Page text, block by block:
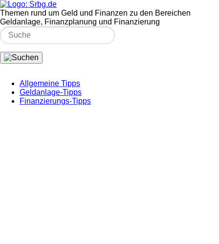
Themen rund um Geld und Finanzen zu den Bereichen
Geldanlage, Finanzplanung und Finanzierung
Allgemeine Tipps
Geldanlage-Tipps
Finanzierungs-Tipps